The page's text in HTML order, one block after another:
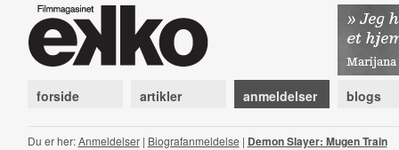
forside artikler anmeldelser blogs
Du er her:Anmeldelser| Biografanmeldelse | Demon Slayer: Mugen Train